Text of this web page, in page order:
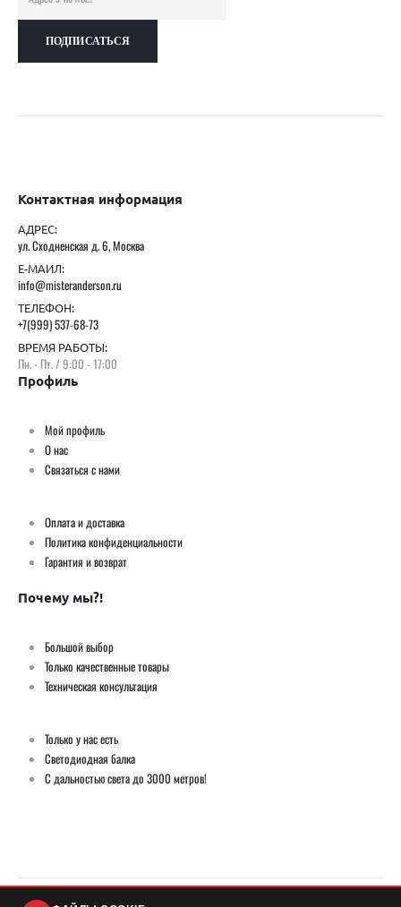
Контактная информация
АДРЕС:
ул. Сходненская д. 6, Москва
Е-МАИЛ:
info@misteranderson.ru
ТЕЛЕФОН:
+7(999) 537-68-73
ВРЕМЯ РАБОТЫ:
Пн. - Пт. / 9:00 - 17:00
Профиль
Мой профиль
О нас
Связаться с нами
Оплата и доставка
Политика конфиденциальности
Гарантия и возврат
Почему мы?!
Большой выбор
Только качественные товары
Техническая консультация
Только у нас есть
Светодиодная балка
С дальностью света до 3000 метров!